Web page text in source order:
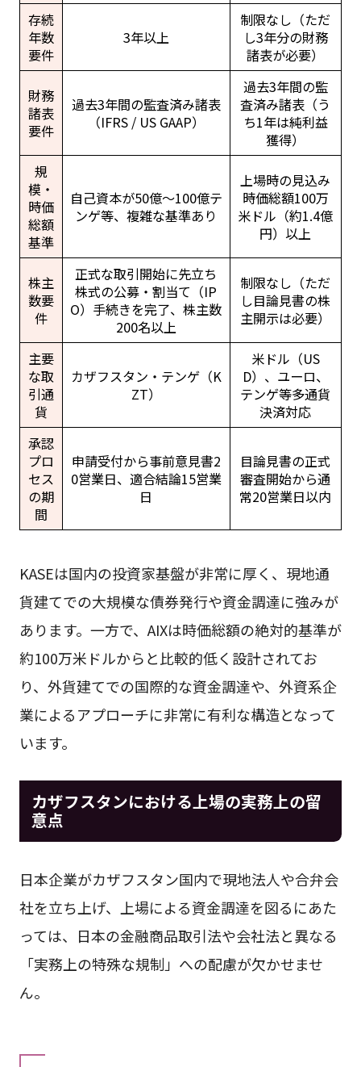
存続
年数
要件
3年以上
制限なし（ただ
し3年分の財務
諸表が必要）
財務
諸表
要件
過去3年間の監査済み諸表
（IFRS / US GAAP）
過去3年間の監
査済み諸表（う
ち1年は純利益
獲得）
規
模・
時価
総額
基準
自己資本が50億〜100億テ
ンゲ等、複雑な基準あり
上場時の見込み
時価総額100万
米ドル（約1.4億
円）以上
株主
数要
件
正式な取引開始に先立ち
株式の公募・割当て（IP
O）手続きを完了、株主数
200名以上
制限なし（ただ
し目論見書の株
主開示は必要）
主要
な取
引通
貨
カザフスタン・テンゲ（K
ZT）
米ドル（US
D）、ユーロ、
テンゲ等多通貨
決済対応
承認
プロ
セス
の期
間
申請受付から事前意見書2
0営業日、適合結論15営業
日
目論見書の正式
審査開始から通
常20営業日以内
KASEは国内の投資家基盤が非常に厚く、現地通
貨建てでの大規模な債券発行や資金調達に強みが
あります。一方で、AIXは時価総額の絶対的基準が
約100万米ドルからと比較的低く設計されてお
り、外貨建てでの国際的な資金調達や、外資系企
業によるアプローチに非常に有利な構造となって
います。
カザフスタンにおける上場の実務上の留
意点
日本企業がカザフスタン国内で現地法人や合弁会
社を立ち上げ、上場による資金調達を図るにあた
っては、日本の金融商品取引法や会社法と異なる
「実務上の特殊な規制」への配慮が欠かせませ
ん。